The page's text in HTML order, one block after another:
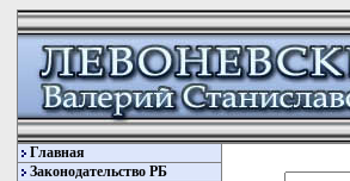
Главная
Законодательство РБ